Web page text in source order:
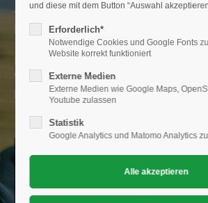
TISCHTENNIS IM VEREIN MACHT
FÖRDERT DEINE GESUNDHEIT
Melde dich bei uns an oder nimm
Wir freuen uns dich als Mitglied in
begrüßen zu dürfen.
WERDE EIN TEIL VON UNS
und diese mit dem Button “Auswahl
Erforderlich*
Notwendige Cookies und Google Fonts
Website korrekt funktioniert
Externe Medien
Externe Medien wie Google Maps,
Youtube zulassen
Statistik
Google Analytics und Matomo Analytics